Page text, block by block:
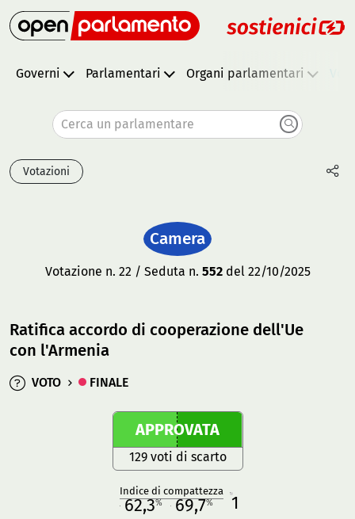
Governi Parlamentari Organi parlamentari
Cerca un parlamentare
Votazioni
Camera
Votazione n. 22 / Seduta n. 552del 22/10/2025
Ratifica accordo di cooperazione dell'Ue
con l'Armenia
VOTO FINALE
APPROVATA
129 voti di scarto
Indice di compattezza
62,3% 69,7% 1